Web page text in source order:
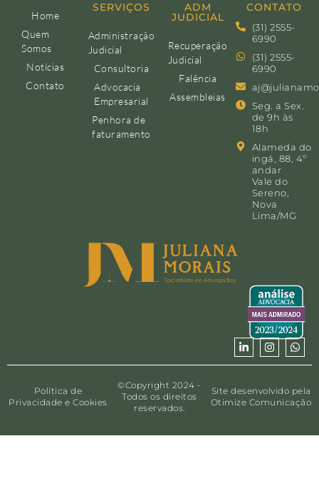
Home
Quem
Somos
Notícias
Contato
SERVIÇOS
Administração
Judicial
Consultoria
Advocacia
Empresarial
Penhora de
faturamento
ADM
JUDICIAL
Recuperação
Judicial
Falência
Assembleias
CONTATO
(31) 2555-
6990
(31) 2555-
6990
Seg. a Sex.
de 9h às
18h
Alameda do
ingá, 88, 4º
andar
Vale do
Sereno,
Nova
Lima/MG
Política de
Privacidade e Cookies
©Copyright 2024 -
Todos os direitos
reservados.
Site desenvolvido pela
Otimize Comunicação